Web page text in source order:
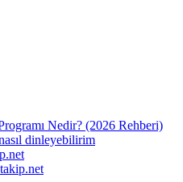
Nedir? (2026 Rehberi)
dinleyebilirim